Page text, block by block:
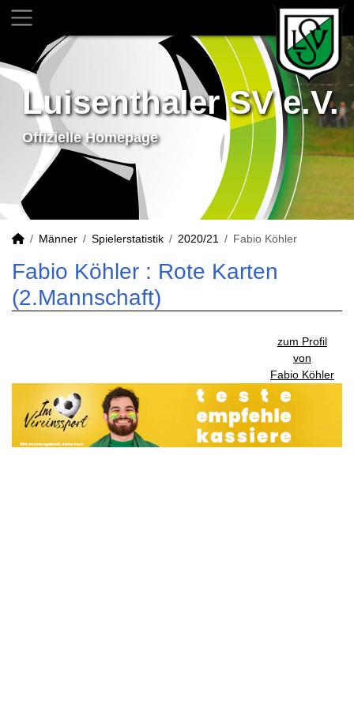
Luisenthaler SV e.V.
Offizielle Homepage
Männer Spielerstatistik 2020/21 Fabio Köhler
Fabio Köhler : Rote Karten
(2.Mannschaft)
zum Profil
von
Fabio Köhler